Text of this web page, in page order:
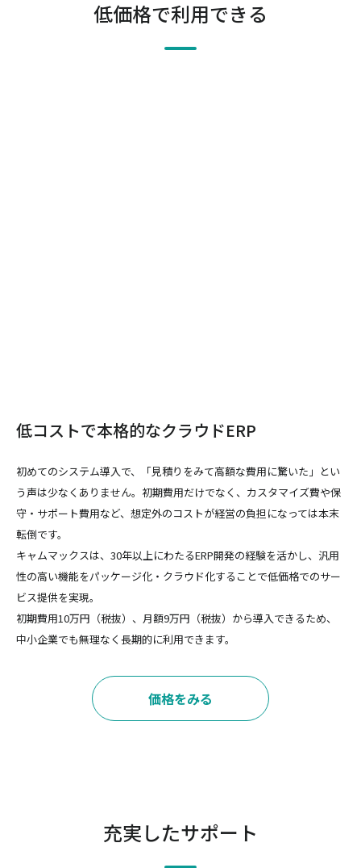
低価格で利用できる
低コストで本格的なクラウドERP
初めてのシステム導入で、「見積りをみて高額な費用に驚いた」とい
う声は少なくありません。初期費用だけでなく、カスタマイズ費や保
守・サポート費用など、想定外のコストが経営の負担になっては本末
転倒です。
キャムマックスは、30年以上にわたるERP開発の経験を活かし、汎用
性の高い機能をパッケージ化・クラウド化することで低価格でのサー
ビス提供を実現。
初期費用10万円（税抜）、月額9万円（税抜）から導入できるため、
中小企業でも無理なく長期的に利用できます。
価格をみる
充実したサポート